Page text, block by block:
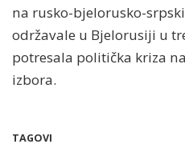
na rusko-bjelorusko-
održavale u Bjelorusiji u
potresala politička kriza
izbora.
TAGOVI